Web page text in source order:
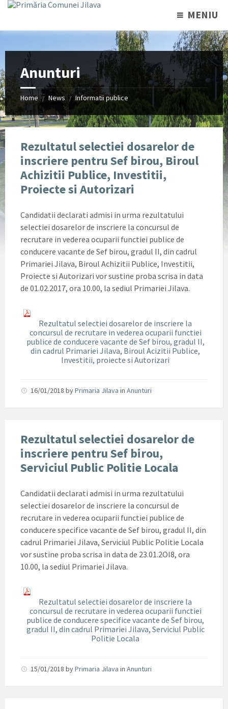
MENIU
Anunturi
Home / News / Informatii publice
Rezultatul selectiei dosarelor de
inscriere pentru Sef birou, Biroul
Achizitii Publice, Investitii,
Proiecte si Autorizari
Candidatii declarati admisi in urma rezultatului
selectiei dosarelor de inscriere la concursul de
recrutare in vederea ocuparii functiei publice de
conducere vacante de Sef birou, gradul II, din cadrul
Primariei Jilava, Biroul Achizitii Publice, Investitii,
Proiecte si Autorizari vor sustine proba scrisa in data
de 01.02.2017, ora 10.00, la sediul Primariei Jilava.
Rezultatul selectiei dosarelor de inscriere la
concursul de recrutare in vederea ocuparii functiei
publice de conducere vacante de Sef birou, gradul II,
din cadrul Primariei Jilava, Biroul Acizitii Publice,
Investitii, proiecte si Autorizari
16/01/2018 byPrimaria Jilava in Anunturi
Rezultatul selectiei dosarelor de
inscriere pentru Sef birou,
Serviciul Public Politie Locala
Candidatii declarati admisi in urma rezultatului
selectiei dosarelor de inscriere la concursul de
recrutare in vederea ocuparii functiei publice de
conducere specifice vacante de Sef birou, gradul II, din
cadrul Primariei Jilava, Serviciul Public Politie Locala
vor sustine proba scrisa in data de 23.01.2OI8, ora
10.00, la sediul Primariei Jilava.
Rezultatul selectiei dosarelor de inscriere la
concursul de recrutare in vederea ocuparii functiei
publice de conducere specifice vacante de Sef birou,
gradul II, din cadrul Primariei Jilava, Serviciul Public
Politie Locala
15/01/2018 byPrimaria Jilava in Anunturi